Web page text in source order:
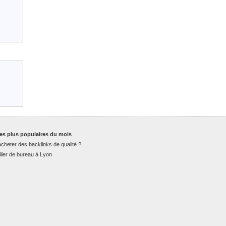
plus populaires du mois
des backlinks de qualité ?
de bureau à Lyon